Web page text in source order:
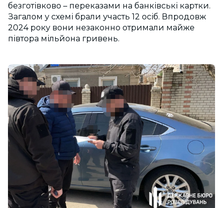
безготівково – переказами на банківські картки.
Загалом у схемі брали участь 12 осіб. Впродовж
2024 року вони незаконно отримали майже
півтора мільйона гривень.